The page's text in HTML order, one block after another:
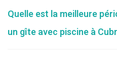
Quelle est la meilleure
un gîte avec piscine à